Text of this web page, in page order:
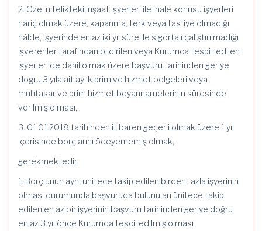
2. Özel nitelikteki inşaat işyerleri ile ihale konusu işyerleri
hariç olmak üzere, kapanma, terk veya tasfiye olmadığı
hâlde, işyerinde en az iki yıl süre ile sigortalı çalıştırılmadığı
işverenler tarafından bildirilen veya Kurumca tespit edilen
işyerleri de dahil olmak üzere başvuru tarihinden geriye
doğru 3 yıla ait aylık prim ve hizmet belgeleri veya
muhtasar ve prim hizmet beyannamelerinin süresinde
verilmiş olması,
3. 01.01.2018 tarihinden itibaren geçerli olmak üzere 1 yıl
içerisinde borçlarını ödeyememiş olmak,
gerekmektedir.
1. Borçlunun aynı ünitece takip edilen birden fazla işyerinin
olması durumunda başvuruda bulunulan ünitece takip
edilen en az bir işyerinin başvuru tarihinden geriye doğru
en az 3 yıl önce Kurumda tescil edilmiş olması